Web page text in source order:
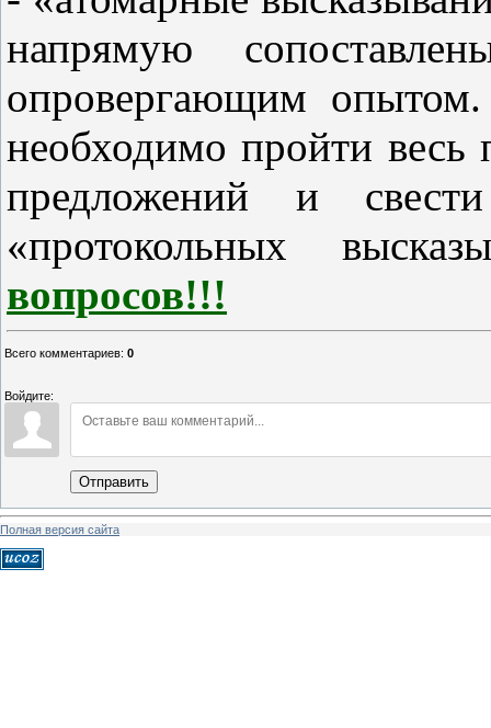
напрямую
опровергающим
необходимо пройти весь
предложений и
«протокольных
вопросов!!!
Всего комментариев: 0
Войдите:
Отправить
Полная версия сайта